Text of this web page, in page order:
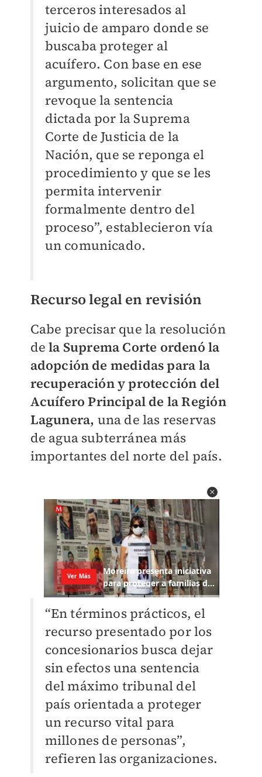
terceros interesados al
juicio de amparo donde se
buscaba proteger al
acuífero. Con base en ese
argumento, solicitan que se
revoque la sentencia
dictada por la Suprema
Corte de Justicia de la
Nación, que se reponga el
procedimiento y que se les
permita intervenir
formalmente dentro del
proceso”, establecieron vía
un comunicado.
Recurso legal en revisión
Cabe precisar que la resolución
de la Suprema Corte ordenó la
adopción de medidas para la
recuperación y protección del
Acuífero Principal de la Región
Lagunera, una de las reservas
de agua subterránea más
importantes del norte del país.
“En términos prácticos, el
recurso presentado por los
concesionarios busca dejar
sin efectos una sentencia
del máximo tribunal del
país orientada a proteger
un recurso vital para
millones de personas”,
refieren las organizaciones.